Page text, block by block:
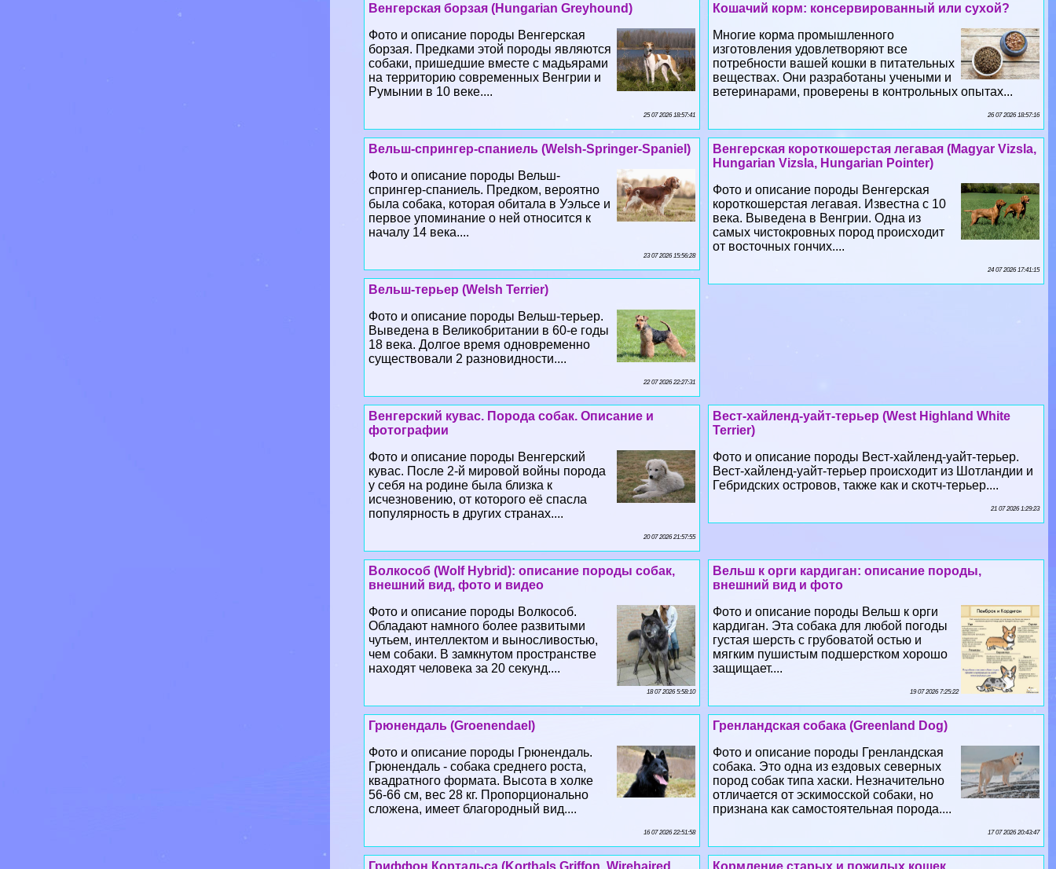
Кошачий корм: консервированный или сухой?
Многие корма промышленного
изготовления удовлетворяют все
потребности вашей кошки в питательных
веществах. Они разработаны учеными и
ветеринарами, проверены в контрольных опытах...
26 07 2026 18:57:16
Венгерская борзая (Hungarian Greyhound)
Фото и описание породы Венгерская
борзая. Предками этой породы являются
собаки, пришедшие вместе с мадьярами
на территорию современных Венгрии и
Румынии в 10 веке....
25 07 2026 18:57:41
Венгерская короткошерстая легавая (Magyar Vizsla,
Hungarian Vizsla, Hungarian Pointer)
Фото и описание породы Венгерская
короткошерстая легавая. Известна с 10
века. Выведена в Венгрии. Одна из
самых чистокровных пород происходит
от восточных гончих....
24 07 2026 17:41:15
Вельш-спрингер-спаниель (Welsh-Springer-Spaniel)
Фото и описание породы Вельш-
спрингер-спаниель. Предком, вероятно
была собака, которая обитала в Уэльсе и
первое упоминание о ней относится к
началу 14 века....
23 07 2026 15:56:28
Вельш-терьер (Welsh Terrier)
Фото и описание породы Вельш-терьер.
Выведена в Великобритании в 60-е годы
18 века. Долгое время одновременно
существовали 2 разновидности....
22 07 2026 22:27:31
Вест-хайленд-уайт-терьер (West Highland White
Terrier)
Фото и описание породы Вест-хайленд-уайт-терьер.
Вест-хайленд-уайт-терьер происходит из Шотландии и
Гебридских островов, также как и скотч-терьер....
21 07 2026 1:29:23
Венгерский кувас. Порода собак. Описание и
фотографии
Фото и описание породы Венгерский
кувас. После 2-й мировой войны порода
у себя на родине была близка к
исчезновению, от которого её спасла
популярность в других странах....
20 07 2026 21:57:55
Вельш к opги кардиган: описание породы,
внешний вид и фото
Фото и описание породы Вельш к opги
кардиган. Эта собака для любой погоды
густая шерсть с грубоватой остью и
мягким пушистым подшерстком хорошо
защищает....
19 07 2026 7:25:22
Волкособ (Wolf Hybrid): описание породы собак,
внешний вид, фото и видео
Фото и описание породы Волкособ.
Обладают намного более развитыми
чутьем, интеллектом и выносливостью,
чем собаки. В замкнутом прострaнcтве
находят человека за 20 секунд....
18 07 2026 5:58:10
Гренландская собака (Greenland Dog)
Фото и описание породы Гренландская
собака. Это одна из ездовых северных
пород собак типа хаски. Незначительно
отличается от эскимосской собаки, но
признана как самостоятельная порода....
17 07 2026 20:43:47
Грюнендаль (Groenendael)
Фото и описание породы Грюнендаль.
Грюнендаль - собака среднего роста,
квадратного формата. Высота в холке
56-66 см, вес 28 кг. Пропорционально
сложена, имеет благородный вид....
16 07 2026 22:51:58
Кормление старых и пожилых кошек
Гриффон Кортальса (Korthals Griffon, Wirehaired